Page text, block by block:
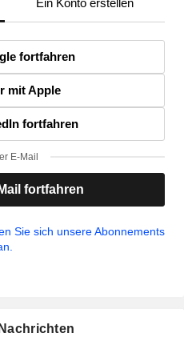
Ein Konto erstellen
fortfahren
mit Apple
fortfahren
E-Mail
fortfahren
Sie sich unsere Abonnements